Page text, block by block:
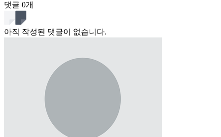
댓글 0개
아직 작성된 댓글이 없습니다.